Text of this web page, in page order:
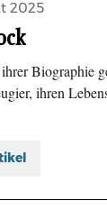
2025
Biographie
ihren